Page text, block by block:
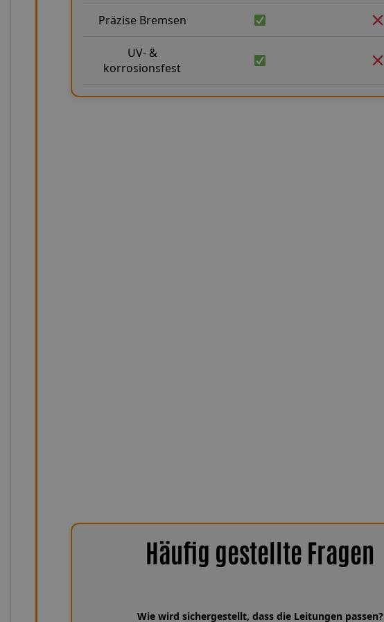
Präzise Bremsen
UV- &
korrosionsfest
Häufig gestellte Fragen
Wie wird sichergestellt, dass die Leitungen passen?